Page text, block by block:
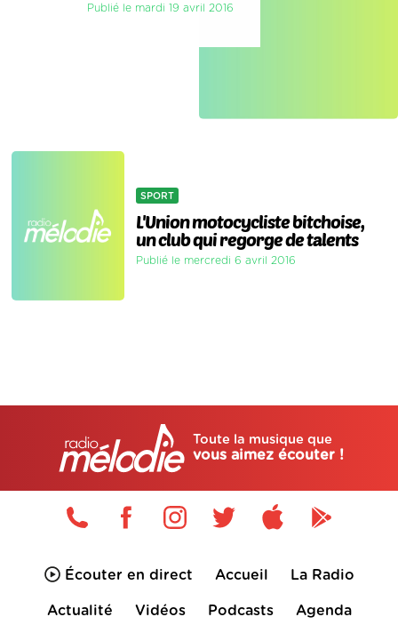
Publié le mardi 19 avril 2016
SPORT
L'Union motocycliste bitchoise,
un club qui regorge de talents
Publié le mercredi 6 avril 2016
Toute la musique que
vous aimez écouter !
Écouter en direct Accueil La Radio
Actualité Vidéos Podcasts Agenda